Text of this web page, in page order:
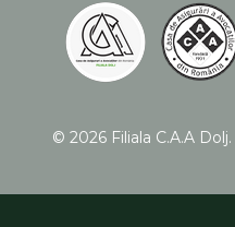
© 2026 Filiala C.A.A Dolj.